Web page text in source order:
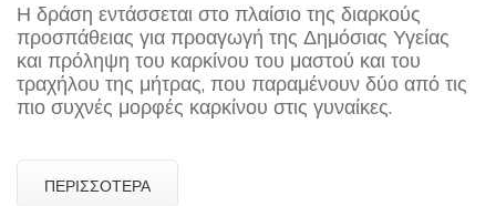
Η δράση εντάσσεται στο πλαίσιο της διαρκούς
προσπάθειας για προαγωγή της Δημόσιας Υγείας
και πρόληψη του καρκίνου του μαστού και του
τραχήλου της μήτρας, που παραμένουν δύο από τις
πιο συχνές μορφές καρκίνου στις γυναίκες.
ΠΕΡΙΣΣΌΤΕΡΑ